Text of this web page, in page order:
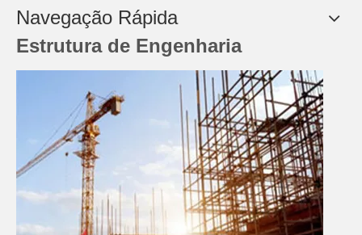
Navegação Rápida
Estrutura de Engenharia